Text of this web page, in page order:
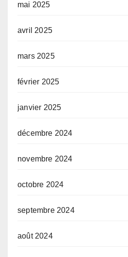
mai 2025
avril 2025
mars 2025
février 2025
janvier 2025
décembre 2024
novembre 2024
octobre 2024
septembre 2024
août 2024